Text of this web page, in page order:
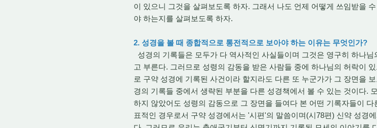
이 있으니 그것을 살펴보도록 하자. 그래서 나도 언제 어떻게 쓰임받을
야 하는지를 살펴보도록 하자.
2. 성경을 볼 때 종합적으로 통전적으로 보아야 하는 이유는 무엇인가?
성경의 기록들은 모두가 다 역사적인 사실들이며 그것은 영구히 하나
고 부른다. 그러므로 성령의 감동을 받은 사람들 중에 하나님의 허락이
로 구약 성경에 기록된 사건이라 할지라도 다른 또 누군가가 그 장면을
경의 기록들 중에서 생략된 부분을 다른 성경책에서 볼 수 있는 것이다.
하지 않았어도 성령의 감동으로 그 장면을 들여다 본 어떤 기록자들이
표적인 경우로서 구약 성경에서는 '시편'의 말씀이며(시78편) 신약 성경